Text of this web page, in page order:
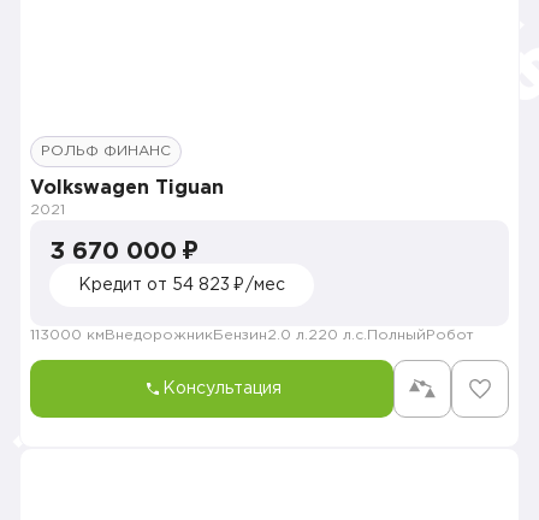
РОЛЬФ ФИНАНС
Volkswagen Tiguan
2021
3 670 000 ₽
Кредит от 54 823 ₽/мес
113000 км Внедорожник Бензин2.0 л. 220 л.с. Полный Робот
Консультация